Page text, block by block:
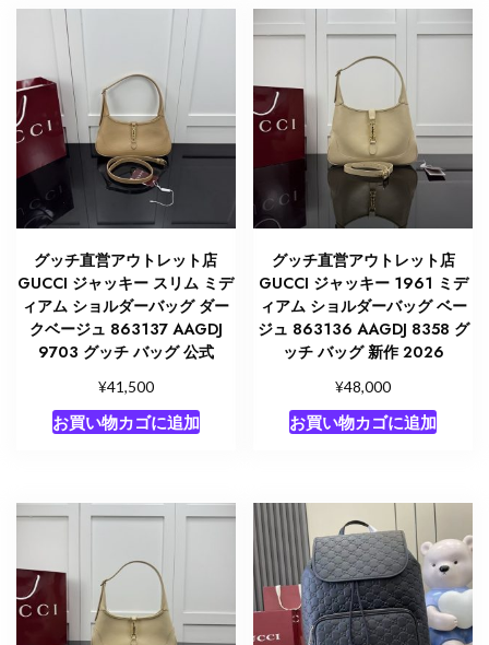
グッチ直営アウトレット店
GUCCI ジャッキー スリム ミデ
ィアム ショルダーバッグ ダー
クベージュ 863137 AAGDJ
9703 グッチ バッグ 公式
¥41,500
お買い物カゴに追加
グッチ直営アウトレット店
GUCCI ジャッキー 1961 ミデ
ィアム ショルダーバッグ ベー
ジュ 863136 AAGDJ 8358 グ
ッチ バッグ 新作 2026
¥48,000
お買い物カゴに追加